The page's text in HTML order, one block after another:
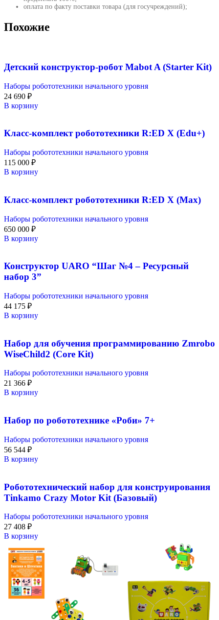
оплата по факту поставки товара (для госучреждений);
Похожие
Детский конструктор-робот Mabot A (Starter Kit)
Наборы робототехники начального уровня
24 690 ₽
В корзину
Класс-комплект робототехники R:ED X (Edu+)
Наборы робототехники начального уровня
115 000 ₽
В корзину
Класс-комплект робототехники R:ED X (Max)
Наборы робототехники начального уровня
650 000 ₽
В корзину
Конструктор UARO “Шаг №4 – Ресурсный
набор 3”
Наборы робототехники начального уровня
44 175 ₽
В корзину
Набор для обучения программированию Zmrobo
WiseChild2 (Core Kit)
Наборы робототехники начального уровня
21 366 ₽
В корзину
Набор по робототехнике «Роби» 7+
Наборы робототехники начального уровня
56 544 ₽
В корзину
Робототехнический набор для конструирования
Tinkamo Crazy Motor Kit (Базовый)
Наборы робототехники начального уровня
27 408 ₽
В корзину